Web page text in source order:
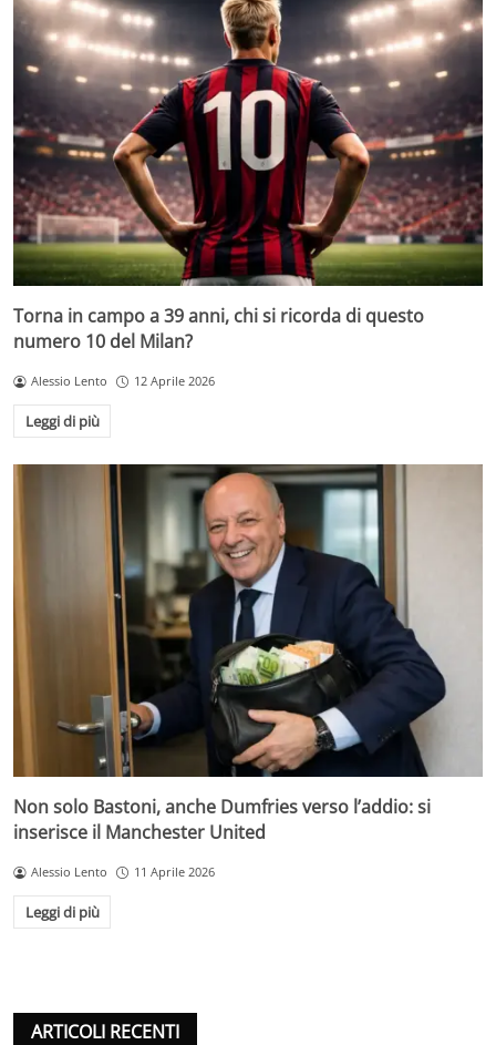
Torna in campo a 39 anni, chi si ricorda di questo
numero 10 del Milan?
Alessio Lento 12 Aprile 2026
Leggi di più
Non solo Bastoni, anche Dumfries verso l’addio: si
inserisce il Manchester United
Alessio Lento 11 Aprile 2026
Leggi di più
ARTICOLI RECENTI